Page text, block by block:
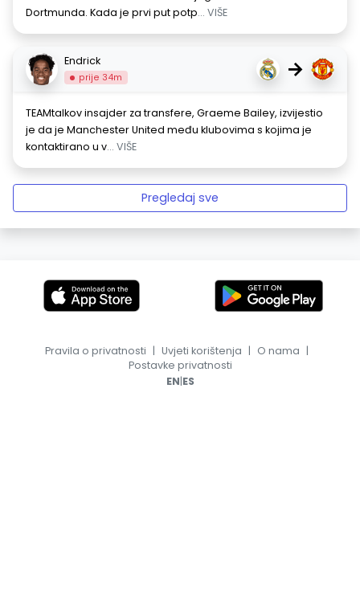
Dortmunda. Kada je prvi put potp... VIŠE
Endrick
prije 34m →
TEAMtalkov insajder za transfere, Graeme Bailey, izvijestio
je da je Manchester United među klubovima s kojima je
kontaktirano u v... VIŠE
Pregledaj sve
Pravila o privatnosti | Uvjeti korištenja | O nama |
Postavke privatnosti
EN|ES